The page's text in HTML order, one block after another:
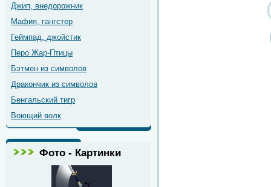
Джип, внедорожник
Мафия, гангстер
Геймпад, джойстик
Перо Жар-Птицы
Бэтмен из символов
Дракончик из символов
Бенгальский тигр
Воющий волк
Фото - Картинки